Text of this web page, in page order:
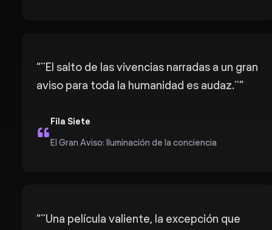
“¨El salto de las vivencias narradas a un gran
aviso para toda la humanidad es audaz.¨”
Fila Siete
El Gran Aviso: Iluminación de la conciencia
“¨Una película valiente, la excepción que